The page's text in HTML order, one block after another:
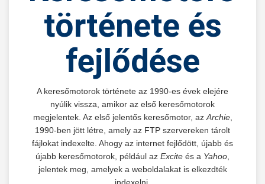
története és
fejlődése
A keresőmotorok története az 1990-es évek elejére
nyúlik vissza, amikor az első keresőmotorok
megjelentek. Az első jelentős keresőmotor, az Archie,
1990-ben jött létre, amely az FTP szervereken tárolt
fájlokat indexelte. Ahogy az internet fejlődött, újabb és
újabb keresőmotorok, például az Excite és a Yahoo
jelentek meg, amelyek a weboldalakat is elkezdték
indexelni.